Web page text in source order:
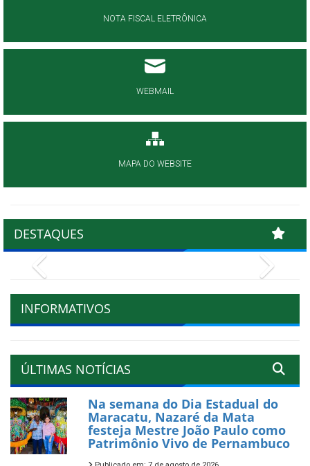
NOTA FISCAL ELETRÔNICA
WEBMAIL
MAPA DO WEBSITE
DESTAQUES
INFORMATIVOS
ÚLTIMAS NOTÍCIAS
Na semana do Dia Estadual do
Maracatu, Nazaré da Mata
festeja Mestre João Paulo como
Patrimônio Vivo de Pernambuco